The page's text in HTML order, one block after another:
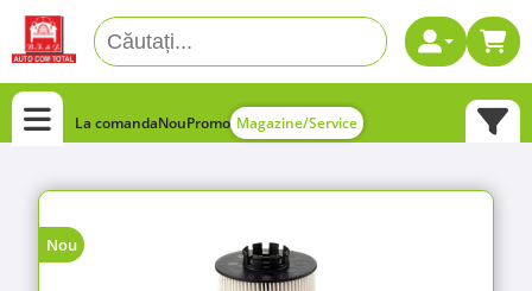
La comandaNouPromo Magazine/Service
Nou